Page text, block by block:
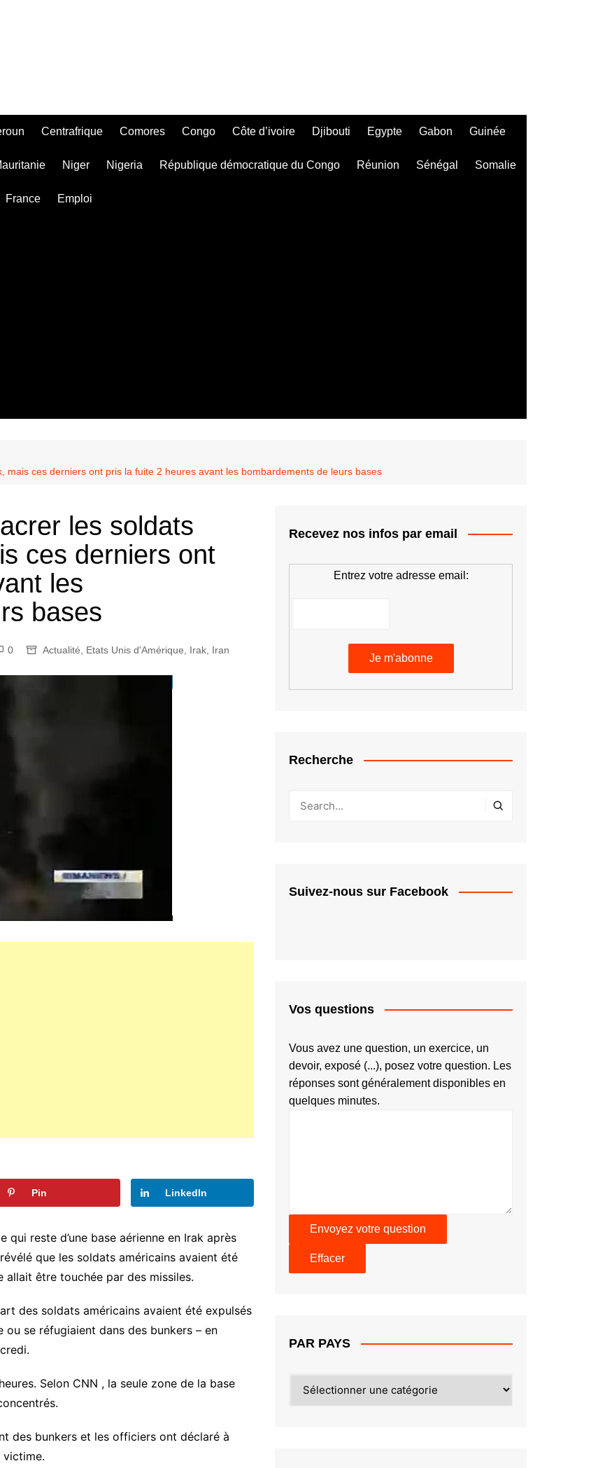
Centrafrique Comores Congo Côte d’ivoire Djibouti Egypte Gabon Guinée
Niger Nigeria République démocratique du Congo Réunion Sénégal Somalie
France Emploi
mais ces derniers ont pris la fuite 2 heures avant les bombardements de leurs bases
les soldats
ces derniers ont
les
bases
0 Actualité Etats Unis d'Amérique Irak Iran
Pin LinkedIn
reste d’une base aérienne en Irak après
que les soldats américains avaient été
allait être touchée par des missiles.
des soldats américains avaient été expulsés
ou se réfugiaient dans des bunkers – en
Selon CNN , la seule zone de la base
des bunkers et les officiers ont déclaré à
victime.
Recevez nos infos par email
Entrez votre adresse email:
Recherche
Suivez-nous sur Facebook
Vos questions
Vous avez une question, un exercice, un
devoir, exposé (...), posez votre question. Les
réponses sont généralement disponibles en
quelques minutes.
PAR PAYS
PAYS